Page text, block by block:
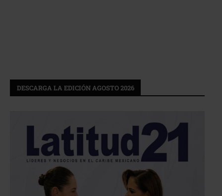
DESCARGA LA EDICIÓN AGOSTO 2026